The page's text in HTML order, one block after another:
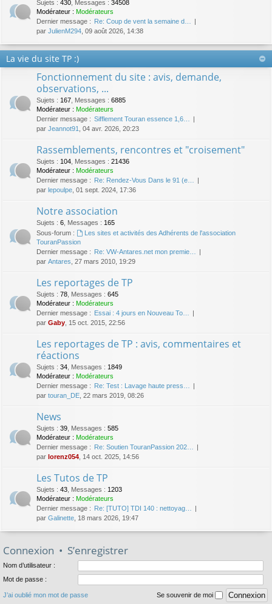
Sujets : 430 Messages : 34508
Modérateur : Modérateurs
Dernier message :
Re: Coup de vent la semaine d…
par JulienM294 , 09 août 2026, 14:38
La vie du site TP :)
Fonctionnement du site : avis, demande,
observations, ...
Sujets : 167 Messages : 6885
Modérateur : Modérateurs
Dernier message : Sifflement Touran essence 1,6…
par Jeannot91 , 04 avr. 2026, 20:23
Rassemblements, rencontres et "croisement"
Sujets : 104 Messages : 21436
Modérateur : Modérateurs
Dernier message :
Re: Rendez-Vous Dans le 91 (e…
par lepoulpe , 01 sept. 2024, 17:36
Notre association
Sujets : 6 Messages : 165
Sous-forum :
Les sites et activités des Adhérents de l'association
TouranPassion
Dernier message :
Re: VW-Antares.net mon premie…
par Antares , 27 mars 2010, 19:29
Les reportages de TP
Sujets : 78 Messages : 645
Modérateur : Modérateurs
Dernier message :
Essai : 4 jours en Nouveau To…
par Gaby , 15 oct. 2015, 22:56
Les reportages de TP : avis, commentaires et
réactions
Sujets : 34 Messages : 1849
Modérateur : Modérateurs
Dernier message :
Re: Test : Lavage haute press…
par touran_DE , 22 mars 2019, 08:26
News
Sujets : 39 Messages : 585
Modérateur : Modérateurs
Dernier message :
Re: Soutien TouranPassion 202…
par lorenz054 , 14 oct. 2025, 14:56
Les Tutos de TP
Sujets : 43 Messages : 1203
Modérateur : Modérateurs
Dernier message :
Re: [TUTO] TDI 140 : nettoyag…
par Galinette , 18 mars 2026, 19:47
Connexion • S’enregistrer
Nom d’utilisateur :
Mot de passe :
J’ai oublié mon mot de passe Se souvenir de moi